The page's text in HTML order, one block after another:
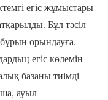
егіс жұмыстары
Бұл тәсіл
орындауға,
егіс көлемін
базаны тиімді
ауыл